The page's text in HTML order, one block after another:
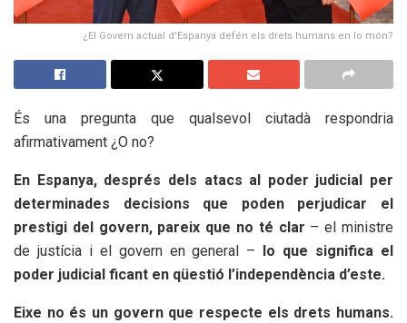
¿El Govern actual d'Espanya defén els drets humans en lo món?
És una pregunta que qualsevol ciutadà respondria
afirmativament ¿O no?
En Espanya, després dels atacs al poder judicial per
determinades decisions que poden perjudicar el
prestigi del govern, pareix que no té clar – el ministre
de justícia i el govern en general – lo que significa el
poder judicial ficant en qüestió l’independència d’este.
Eixe no és un govern que respecte els drets humans.